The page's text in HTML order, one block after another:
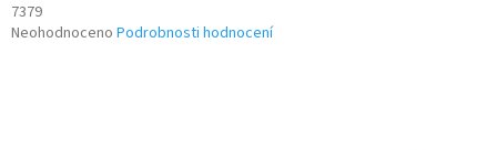
7379
Průměrné
Neohodnoceno Podrobnosti hodnocení